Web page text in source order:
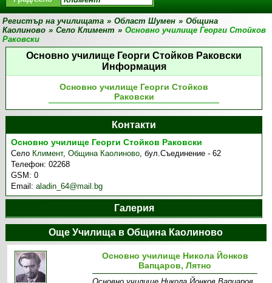
Регистър на училищата » Област Шумен » Община
Каолиново » Село Климент » Основно училище Георги Стойков
Раковски
Основно училище Георги Стойков Раковски
Информация
Основно училище Георги Стойков
Раковски
Контакти
Основно училище Георги Стойков Раковски
Село Климент,Община Каолиново,бул.Съединение - 62
Телефон:02268
GSM:0
Email:aladin_64@mail.bg
Галерия
Още Училища в Община Каолиново
Основно училище Никола Йонков
Вапцаров, Лятно